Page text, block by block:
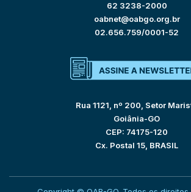
62 3238-2000
oabnet@oabgo.org.br
02.656.759/0001-52
Rua 1121, nº 200, Setor
Goiânia-GO
CEP: 74175-120
Cx. Postal 15, BRASIL